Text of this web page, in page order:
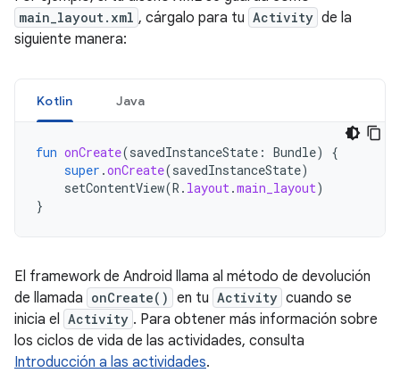
main_layout.xml , cárgalo para tu Activity de la
siguiente manera:
Kotlin Java
fun onCreate(savedInstanceState : Bundle)
{
super .onCreate(savedInstanceState)
setContentView(R . layout.main_layout)
}
El framework de Android llama al método de devolución
de llamada onCreate() en tu Activity cuando se
inicia el Activity . Para obtener más información sobre
los ciclos de vida de las actividades, consulta
Introducción a las actividades.